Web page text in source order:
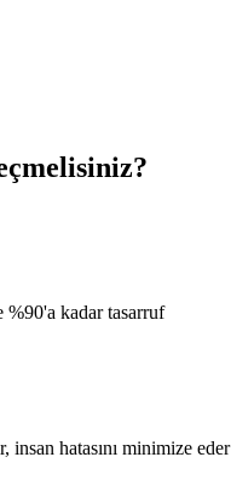
%90'a kadar tasarruf
insan hatasını minimize eder